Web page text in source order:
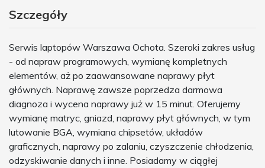
Szczegóły
Serwis laptopów Warszawa Ochota. Szeroki zakres usług
- od napraw programowych, wymianę kompletnych
elementów, aż po zaawansowane naprawy płyt
głównych. Naprawę zawsze poprzedza darmowa
diagnoza i wycena naprawy już w 15 minut. Oferujemy
wymianę matryc, gniazd, naprawy płyt głównych, w tym
lutowanie BGA, wymiana chipsetów, układów
graficznych, naprawy po zalaniu, czyszczenie chłodzenia,
odzyskiwanie danych i inne. Posiadamy w ciągłej